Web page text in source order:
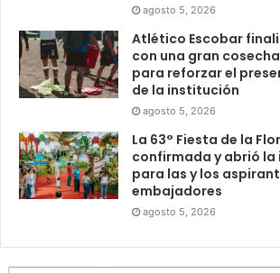
agosto 5, 2026
Atlético Escobar
con una gran
para reforzar el
de la institución
agosto 5, 2026
La 63° Fiesta de la
confirmada y abrió la
para las y los
embajadores
agosto 5, 2026